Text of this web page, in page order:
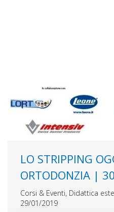
LO STRIPPING
ORTODONZIA |
Corsi & Eventi, Didattica
29/01/2019